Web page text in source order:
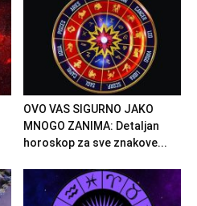
OVO VAS SIGURNO JAKO
MNOGO ZANIMA: Detaljan
horoskop za sve znakove...